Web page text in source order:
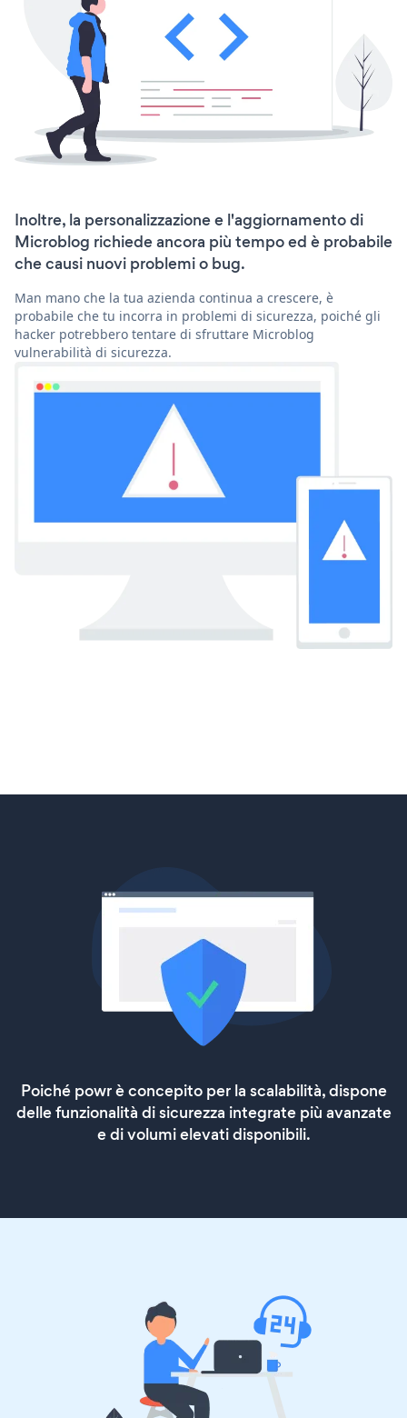
Inoltre, la personalizzazione e l'aggiornamento di
Microblog richiede ancora più tempo ed è probabile
che causi nuovi problemi o bug.
Man mano che la tua azienda continua a crescere, è
probabile che tu incorra in problemi di sicurezza, poiché gli
hacker potrebbero tentare di sfruttare Microblog
vulnerabilità di sicurezza.
Poiché powr è concepito per la scalabilità, dispone
delle funzionalità di sicurezza integrate più avanzate
e di volumi elevati disponibili.